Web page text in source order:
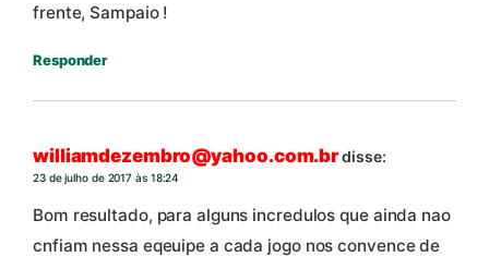
frente, Sampaio !
Responder
williamdezembro@yahoo.com.brdisse:
23 de julho de 2017 às 18:24
Bom resultado, para alguns incredulos que ainda nao
cnfiam nessa eqeuipe a cada jogo nos convence de